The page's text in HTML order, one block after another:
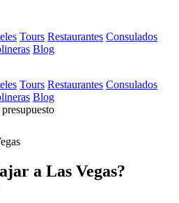
Tours Restaurantes Consulados
Blog
Tours Restaurantes Consulados
Blog
a Las Vegas?